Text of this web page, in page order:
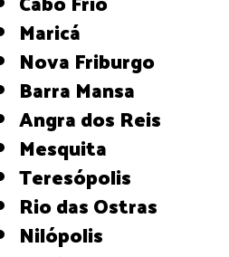
Maricá
Nova Friburgo
Barra Mansa
Angra dos Reis
Mesquita
Teresópolis
Rio das Ostras
Nilópolis